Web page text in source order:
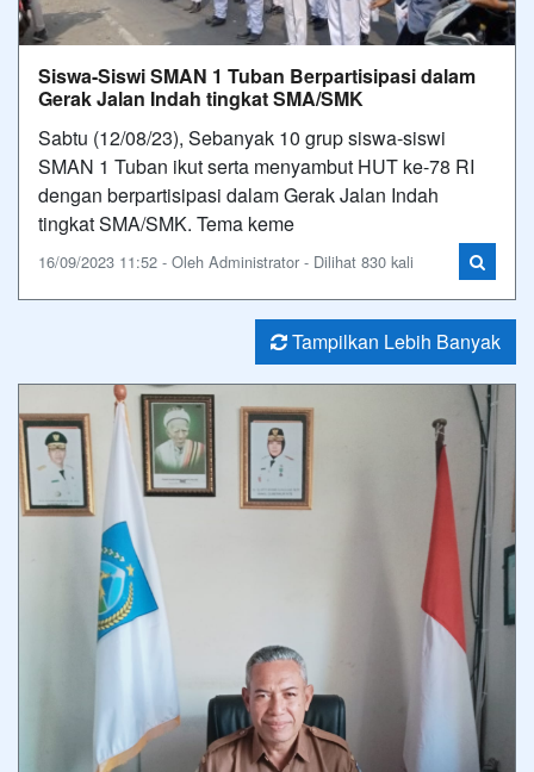
Siswa-Siswi SMAN 1 Tuban Berpartisipasi dalam
Gerak Jalan Indah tingkat SMA/SMK
Sabtu (12/08/23), Sebanyak 10 grup siswa-siswi
SMAN 1 Tuban ikut serta menyambut HUT ke-78 RI
dengan berpartisipasi dalam Gerak Jalan Indah
tingkat SMA/SMK. Tema keme
16/09/2023 11:52 - Oleh Administrator - Dilihat 830 kali
Tampilkan Lebih Banyak